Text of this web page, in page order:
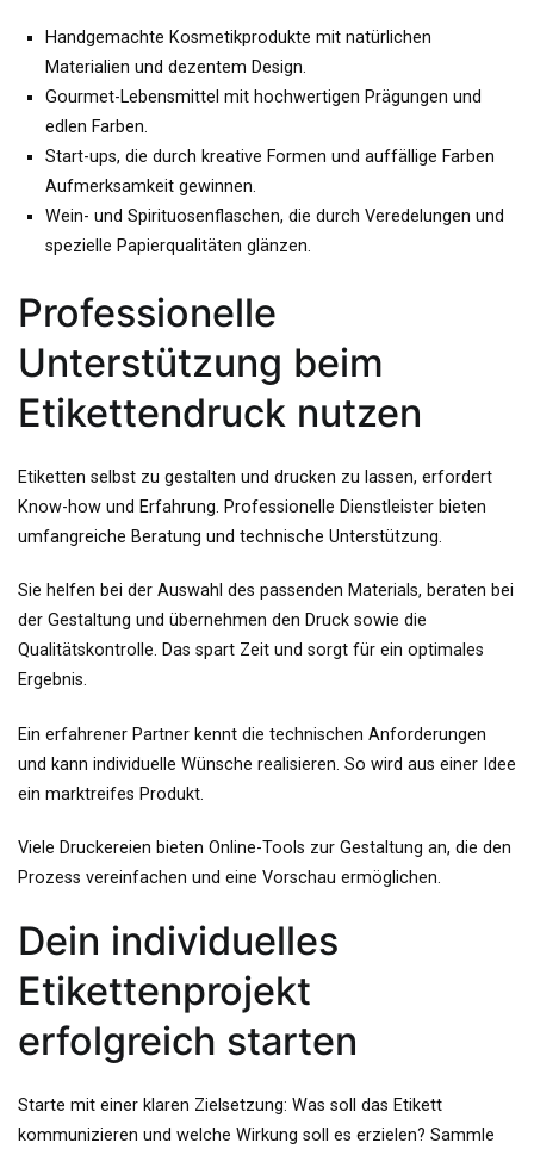
Handgemachte Kosmetikprodukte mit natürlichen
Materialien und dezentem Design.
Gourmet-Lebensmittel mit hochwertigen Prägungen und
edlen Farben.
Start-ups, die durch kreative Formen und auffällige Farben
Aufmerksamkeit gewinnen.
Wein- und Spirituosenflaschen, die durch Veredelungen und
spezielle Papierqualitäten glänzen.
Professionelle
Unterstützung beim
Etikettendruck nutzen
Etiketten selbst zu gestalten und drucken zu lassen, erfordert
Know-how und Erfahrung. Professionelle Dienstleister bieten
umfangreiche Beratung und technische Unterstützung.
Sie helfen bei der Auswahl des passenden Materials, beraten bei
der Gestaltung und übernehmen den Druck sowie die
Qualitätskontrolle. Das spart Zeit und sorgt für ein optimales
Ergebnis.
Ein erfahrener Partner kennt die technischen Anforderungen
und kann individuelle Wünsche realisieren. So wird aus einer Idee
ein marktreifes Produkt.
Viele Druckereien bieten Online-Tools zur Gestaltung an, die den
Prozess vereinfachen und eine Vorschau ermöglichen.
Dein individuelles
Etikettenprojekt
erfolgreich starten
Starte mit einer klaren Zielsetzung: Was soll das Etikett
kommunizieren und welche Wirkung soll es erzielen? Sammle